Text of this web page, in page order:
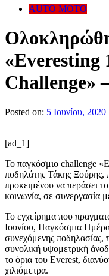
AUTO MOTO
«Everesting
Challenge»
Posted on: 5 Ιουνίου, 2020
[ad_1]
Το παγκόσμιο challenge
ποδηλάτης Τάκης Ξούρης,
προκειμένου να περάσει
κοινωνία, σε συνεργασία
Το εγχείρημα που
Ιουνίου, Παγκόσμια
συνεχόμενης ποδηλασίας,
συνολική υψομετρική
το όρια του Everest,
χιλιόμετρα.